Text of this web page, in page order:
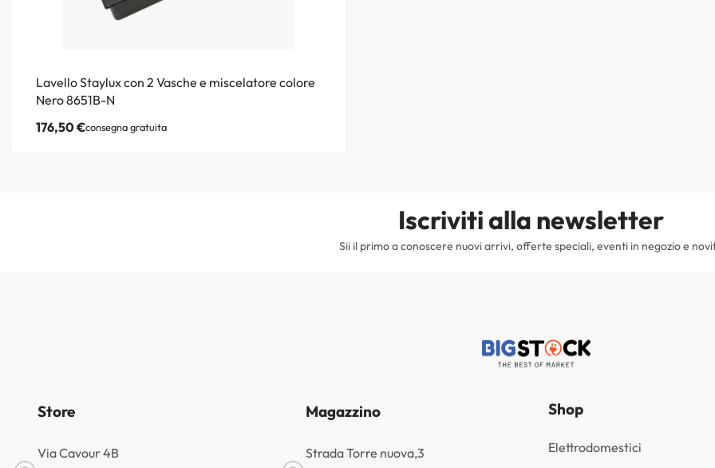
Lavello Staylux con 2 Vasche e miscelatore colore
Nero 8651B-N
176,50€consegna gratuita
Iscriviti alla newsletter
Sii il primo a conoscere nuovi arrivi, offerte speciali, eventi in negozio e
Store
Via Cavour 4B
Magazzino
Strada Torre nuova,3
Shop
Elettrodomestici